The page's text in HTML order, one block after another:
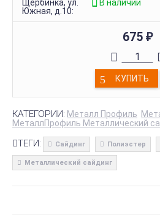
Щербинка, ул.
Южная, д.10:
В наличии
675 ₽
КУПИТЬ
КАТЕГОРИИ: Металл Профиль
МеталлПрофиль Металлический
ТЕГИ: Сайдинг Полиэстер
Металлический сайдинг